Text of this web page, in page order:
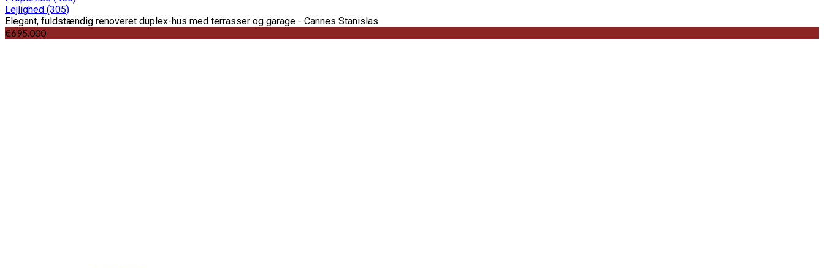
Lejlighed (305)
Elegant, fuldstændig renoveret duplex-hus med terrasser og garage - Cannes Stanislas
€695.000